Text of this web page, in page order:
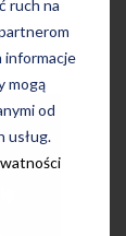
ruch na
informacje
mogą
od
usług.